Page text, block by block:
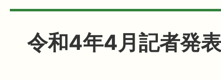
令和4年4月記者発表